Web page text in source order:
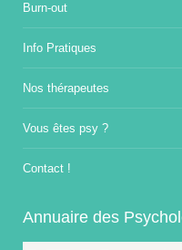
Burn-out
Info Pratiques
Nos thérapeutes
Vous êtes psy ?
Contact !
Annuaire des